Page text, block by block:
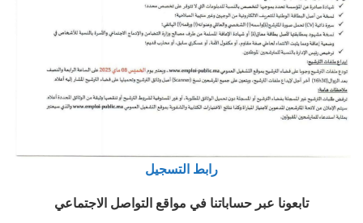
رابط التسجيل
تابعونا عبر حساباتنا في مواقع التواصل الاجتماعي